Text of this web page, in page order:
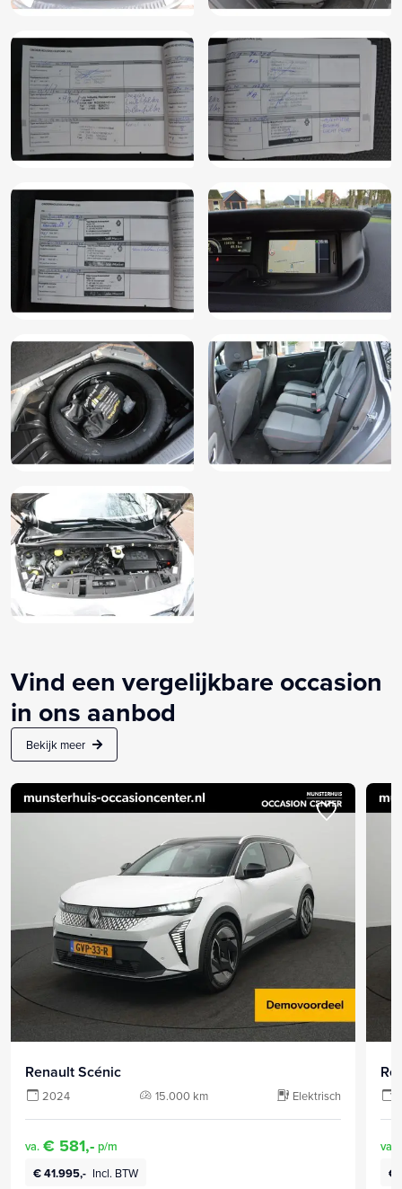
Vind een vergelijkbare occasion
in ons aanbod
Bekijk meer
Renault Scénic
2024 15.000 km Elektrisch
va. € 581,- p/m
€ 41.995,- Incl. BTW
va.
€